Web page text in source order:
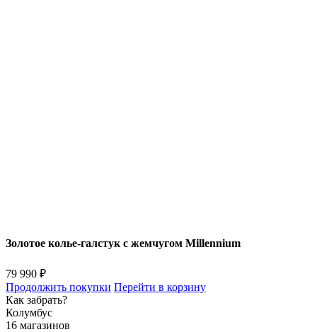
Золотое колье-галстук с жемчугом Millennium
79 990 ₽
Продолжить покупки Перейти в корзину
Как забрать?
Колумбус
16 магазинов